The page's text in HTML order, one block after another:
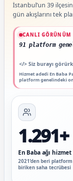
İstanbul’un 39
gün akışlarını tek
CANLI GÖRÜNÜM
91 platform
</> Siz burayı
Hizmet adedi En Baba
platform genelindeki
Güncel veriler: 1.291+
1.291+
En Baba ağı
2021’den beri
biriken saha tecrübesi